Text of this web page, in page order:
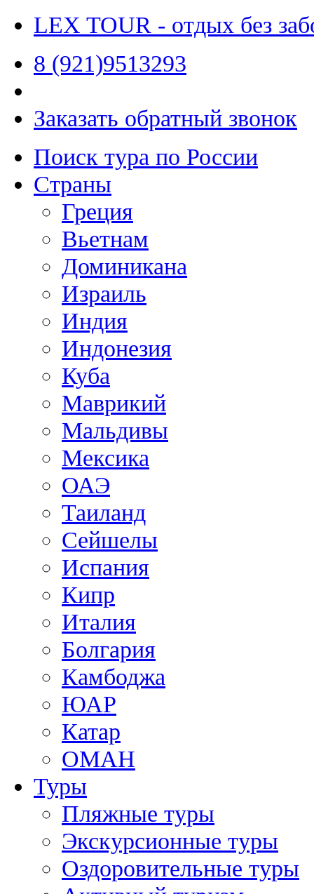
LEX TOUR - отдых без
8 (921)9513293
Заказать обратный звонок
Поиск тура по России
Страны
Греция
Вьетнам
Доминикана
Израиль
Индия
Индонезия
Куба
Маврикий
Мальдивы
Мексика
ОАЭ
Таиланд
Сейшелы
Испания
Кипр
Италия
Болгария
Камбоджа
ЮАР
Катар
ОМАН
Туры
Пляжные туры
Экскурсионные туры
Оздоровительные туры